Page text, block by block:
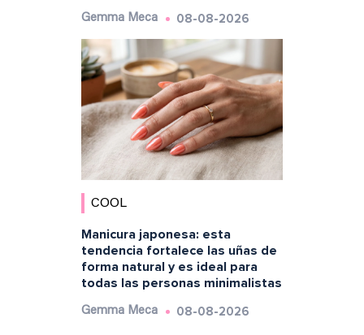
Gemma Meca 08-08-2026
COOL
Manicura japonesa: esta
tendencia fortalece las uñas de
forma natural y es ideal para
todas las personas minimalistas
Gemma Meca 08-08-2026